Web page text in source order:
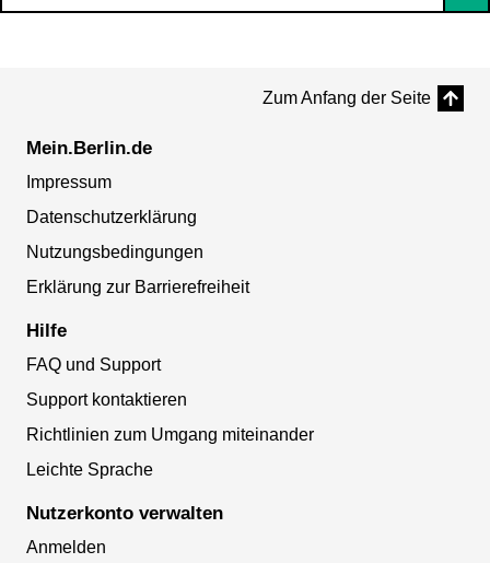
Zum Anfang der Seite
Mein.Berlin.de
Impressum
Datenschutzerklärung
Nutzungsbedingungen
Erklärung zur Barrierefreiheit
Hilfe
FAQ und Support
Support kontaktieren
Richtlinien zum Umgang miteinander
Leichte Sprache
Nutzerkonto verwalten
Anmelden